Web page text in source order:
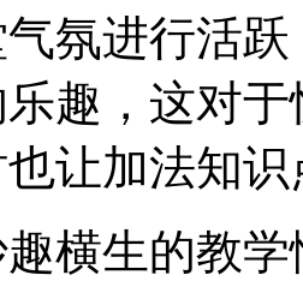
氛进行活
趣，这对
让加法知
横生的教